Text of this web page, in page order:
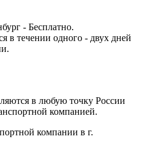
- Бесплатно.
в течении одного - двух дней
в любую точку России
компанией.
компании в г.